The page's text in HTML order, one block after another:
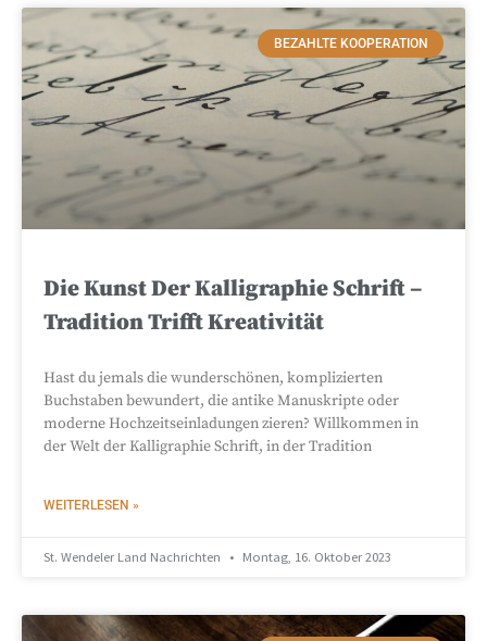
BEZAHLTE KOOPERATION
Die Kunst Der Kalligraphie Schrift –
Tradition Trifft Kreativität
Hast du jemals die wunderschönen, komplizierten
Buchstaben bewundert, die antike Manuskripte oder
moderne Hochzeitseinladungen zieren? Willkommen in
der Welt der Kalligraphie Schrift, in der Tradition
WEITERLESEN »
St. Wendeler Land Nachrichten Montag, 16. Oktober 2023